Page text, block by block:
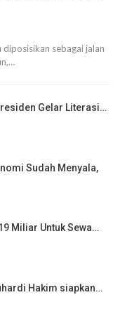
sebagai jalan
Gelar Literasi…
Sudah Menyala,
Miliar Untuk Sewa…
Hakim siapkan…